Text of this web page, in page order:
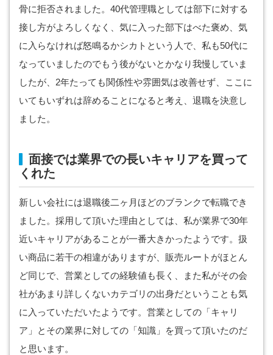
骨に拒否されました。40代管理職としては部下に対する
接し方がよろしくなく、気に入った部下はべた褒め、気
に入らなければ怒鳴るかシカトという人で、私も50代に
なっていましたのでもう後がないとかなり我慢していま
したが、2年たっても関係性や雰囲気は改善せず、ここに
いてもいずれは辞めることになると考え、退職を決意し
ました。
面接では業界での長いキャリアを買って
くれた
新しい会社には退職後二ヶ月ほどのブランクで転職でき
ました。採用して頂いた理由としては、私が業界で30年
近いキャリアがあることが一番大きかったようです。扱
い商品に若干の相違がありますが、販売ルートがほとん
ど同じで、営業としての経験値も長く、また私がその会
社があまり詳しくないカテゴリの出身だということも気
に入っていただいたようです。営業としての「キャリ
ア」とその業界に対しての「知識」を買って頂いたのだ
と思います。